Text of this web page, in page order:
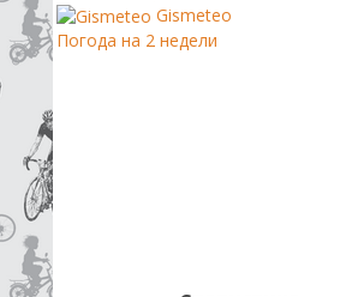
Gismeteo
Погода на 2 недели